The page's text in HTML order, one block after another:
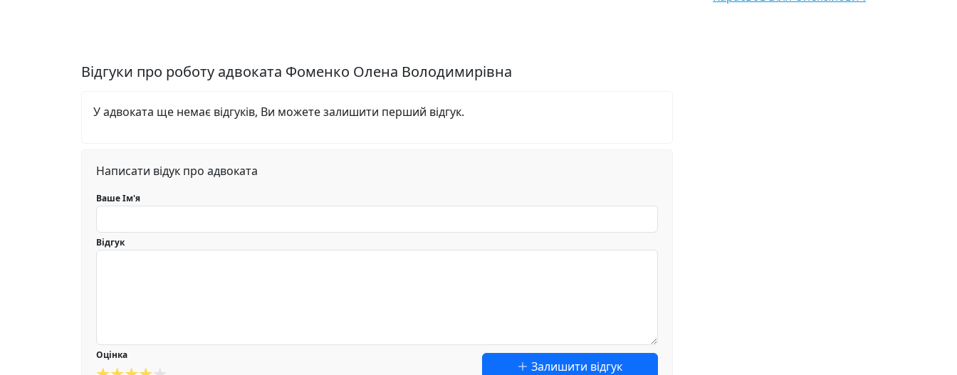
Відгуки про роботу адвоката Фоменко Олена Володимирівна
У адвоката ще немає відгуків, Ви можете залишити перший відгук.
Написати відук про адвоката
Ваше Ім'я
Відгук
Оцінка
Залишити відгук